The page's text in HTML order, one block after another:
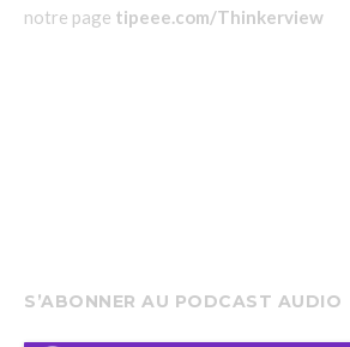
notre page tipeee.com/Thinkerview
S’ABONNER AU PODCAST AUDIO